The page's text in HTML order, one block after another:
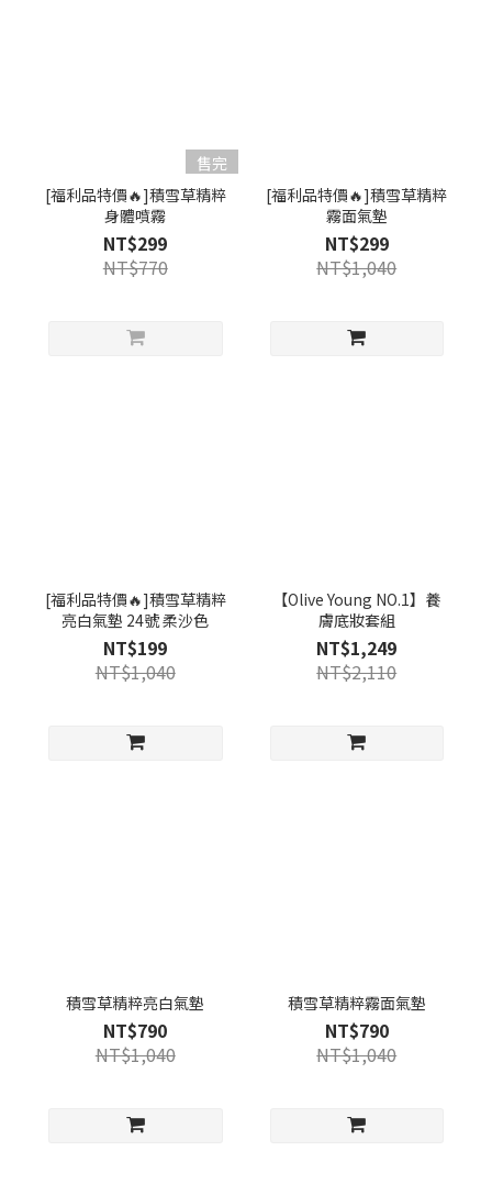
售完
[福利品特價🔥]積雪草精粹
身體噴霧
NT$299
NT$770
[福利品特價🔥]積雪草精粹
霧面氣墊
NT$299
NT$1,040
[福利品特價🔥]積雪草精粹
亮白氣墊 24號 柔沙色
NT$199
NT$1,040
【Olive Young NO.1】養
膚底妝套組
NT$1,249
NT$2,110
積雪草精粹亮白氣墊
NT$790
NT$1,040
積雪草精粹霧面氣墊
NT$790
NT$1,040